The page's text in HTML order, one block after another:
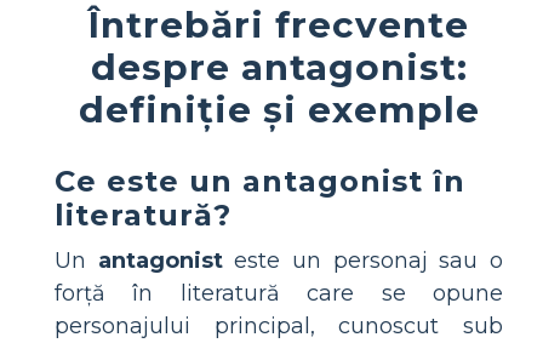
Întrebări frecvente
despre antagonist:
definiție și exemple
Ce este un antagonist în
literatură?
Un antagonisteste un personaj sau o
forță în literatură care se opune
personajului principal, cunoscut sub